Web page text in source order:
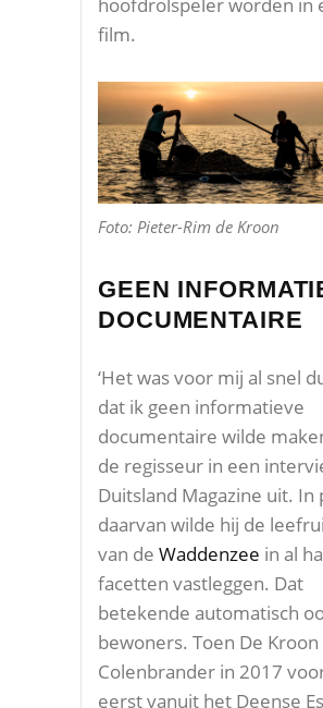
film.
Foto: Pieter-Rim de Kroon
GEEN
DOCUMENTAIRE
‘Het was voor mij al snel
dat ik geen informatieve
documentaire wilde
de regisseur in een
Duitsland Magazine uit. In
daarvan wilde hij de
van de Waddenzee in al
facetten vastleggen. Dat
betekende automatisch
bewoners. Toen De Kroon
Colenbrander in 2017
eerst vanuit het Deense